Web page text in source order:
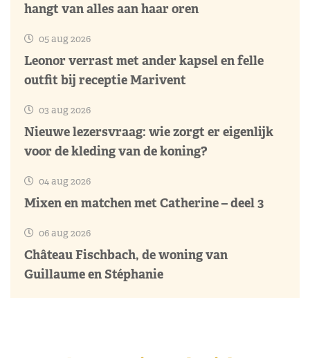
hangt van alles aan haar oren
05 aug 2026
Leonor verrast met ander kapsel en felle
outfit bij receptie Marivent
03 aug 2026
Nieuwe lezersvraag: wie zorgt er eigenlijk
voor de kleding van de koning?
04 aug 2026
Mixen en matchen met Catherine – deel 3
06 aug 2026
Château Fischbach, de woning van
Guillaume en Stéphanie